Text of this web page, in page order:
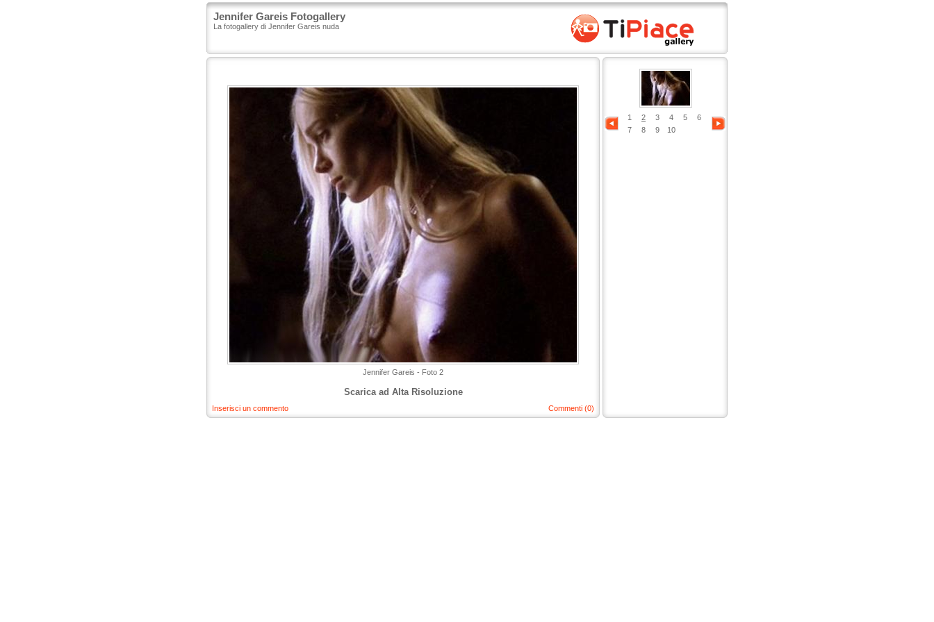
Jennifer Gareis Fotogallery
La fotogallery di Jennifer Gareis nuda
Jennifer Gareis - Foto 2
Scarica ad Alta Risoluzione
Commenti (0)
Inserisci un commento
1 2 3 4 5
6
7
8 9 10